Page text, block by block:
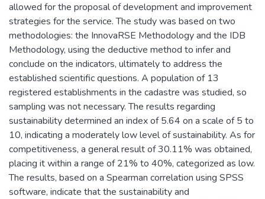
allowed for the proposal of development and improvement
strategies for the service. The study was based on two
methodologies: the InnovaRSE Methodology and the IDB
Methodology, using the deductive method to infer and
conclude on the indicators, ultimately to address the
established scientific questions. A population of 13
registered establishments in the cadastre was studied, so
sampling was not necessary. The results regarding
sustainability determined an index of 5.64 on a scale of 5 to
10, indicating a moderately low level of sustainability. As for
competitiveness, a general result of 30.11% was obtained,
placing it within a range of 21% to 40%, categorized as low.
The results, based on a Spearman correlation using SPSS
software, indicate that the sustainability and